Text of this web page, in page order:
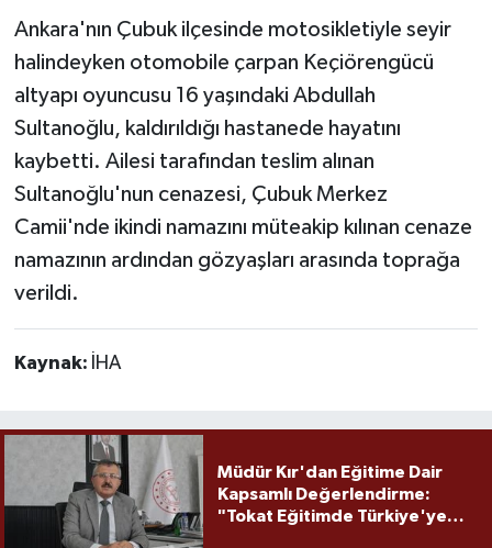
Ankara'nın Çubuk ilçesinde motosikletiyle seyir
halindeyken otomobile çarpan Keçiörengücü
altyapı oyuncusu 16 yaşındaki Abdullah
Sultanoğlu, kaldırıldığı hastanede hayatını
kaybetti. Ailesi tarafından teslim alınan
Sultanoğlu'nun cenazesi, Çubuk Merkez
Camii'nde ikindi namazını müteakip kılınan cenaze
namazının ardından gözyaşları arasında toprağa
verildi.
Kaynak: İHA
Müdür Kır'dan Eğitime Dair
Kapsamlı Değerlendirme:
"Tokat Eğitimde Türkiye'ye